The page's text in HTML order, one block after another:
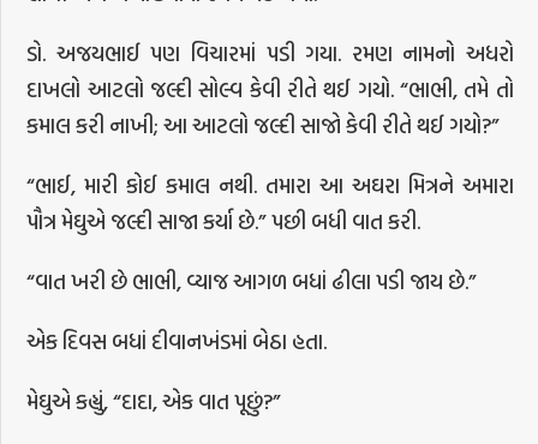
ડો. અજયભાઈ પણ વિચારમાં પડી ગયા. રમણ નામનો અધરો
દાખલો આટલો જલ્દી સોલ્વ કેવી રીતે થઈ ગયો. “ભાભી, તમે તો
કમાલ કરી નાખી; આ આટલો જલ્દી સાજો કેવી રીતે થઈ ગયો?”
“ભાઈ, મારી કોઈ કમાલ નથી. તમારા આ અઘરા મિત્રને અમારા
પૌત્ર મેઘુએ જલ્દી સાજા કર્યા છે.” પછી બધી વાત કરી.
“વાત ખરી છે ભાભી, વ્યાજ આગળ બધાં ઢીલા પડી જાય છે.”
એક દિવસ બધાં દીવાનખંડમાં બેઠા હતા.
મેઘુએ કહ્યું, “દાદા, એક વાત પૂછું?”